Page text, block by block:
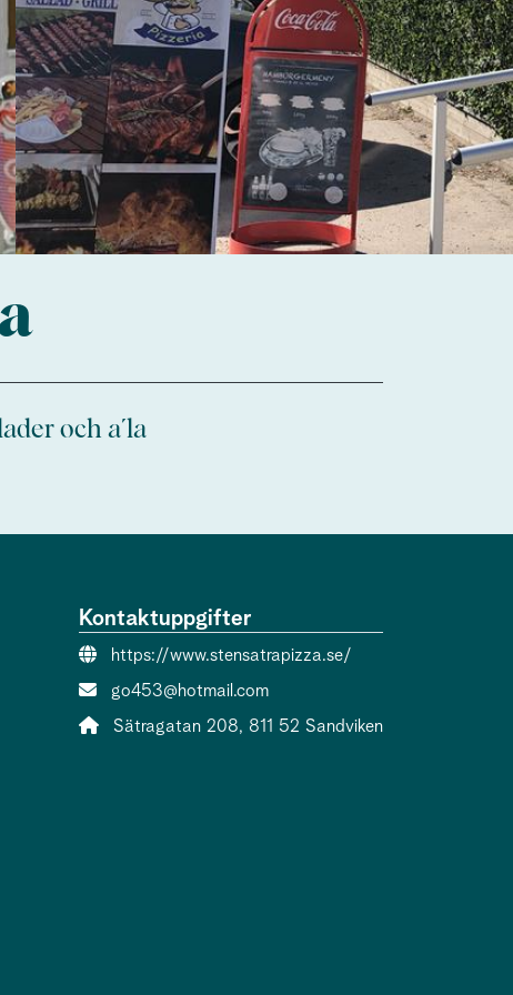
och a´la
Kontaktuppgifter
Webbsida:
https://www.stensatrapizza.se/
E-post:
go453@hotmail.com
Adress:
Sätragatan 208, 811 52 Sandviken